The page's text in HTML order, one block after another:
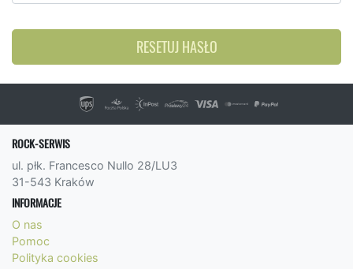
RESETUJ HASŁO
ROCK-SERWIS
ul. płk. Francesco Nullo 28/LU3
31-543 Kraków
INFORMACJE
O nas
Pomoc
Polityka cookies